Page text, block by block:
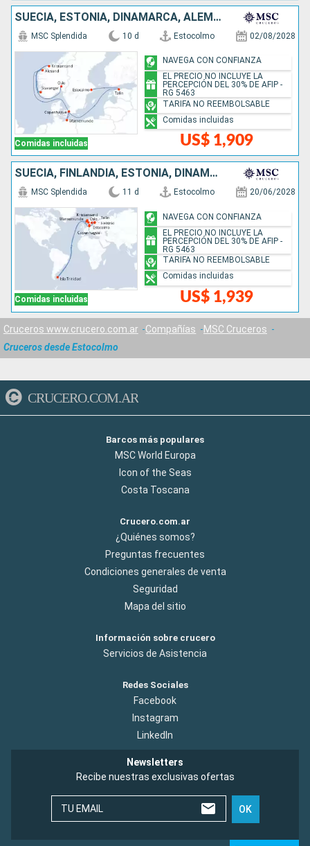
SUECIA, ESTONIA, DINAMARCA, ALEMANIA, NORUEGA
Comidas incluidas
MSC Splendida 10 d Estocolmo 02/08/2028
US$ 1,909
NAVEGA CON CONFIANZA
EL PRECIO NO INCLUYE LA
PERCEPCIÓN DEL 30% DE AFIP -
RG 5463
TARIFA NO REEMBOLSABLE
Comidas incluidas
SUECIA, FINLANDIA, ESTONIA, DINAMARCA, ALEMANIA, ISLAS MALVINAS, NORUEGA
Comidas incluidas
MSC Splendida 11 d Estocolmo 20/06/2028
US$ 1,939
NAVEGA CON CONFIANZA
EL PRECIO NO INCLUYE LA
PERCEPCIÓN DEL 30% DE AFIP -
RG 5463
TARIFA NO REEMBOLSABLE
Comidas incluidas
Cruceros www.crucero.com.ar Compañías
MSC Cruceros
Cruceros desde Estocolmo
CRUCERO.COM.AR
Barcos más populares
MSC World Europa
Icon of the Seas
Costa Toscana
Crucero.com.ar
¿Quiénes somos?
Preguntas frecuentes
Condiciones generales de venta
Seguridad
Mapa del sitio
Información sobre crucero
Servicios de Asistencia
Redes Sociales
Facebook
Instagram
LinkedIn
Newsletters
Recibe nuestras exclusivas ofertas
TU EMAIL OK